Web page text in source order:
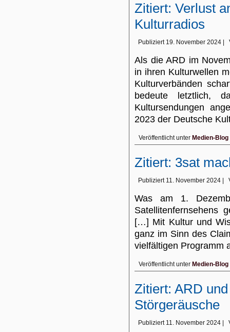
Zitiert: Verlust
Kulturradios
Publiziert 19. November 2024
Als die ARD im
in ihren Kulturwellen
Kulturverbänden
bedeute letztlich,
Kultursendungen
2023 der Deutsche
Veröffentlicht unter Medien-Blog
Zitiert: 3sat
Publiziert 11. November 2024
Was am 1.
Satellitenfernsehens
[…] Mit Kultur und
ganz im Sinn des
vielfältigen
Veröffentlicht unter Medien-Blog
Zitiert: ARD
Störgeräusche
Publiziert 11. November 2024